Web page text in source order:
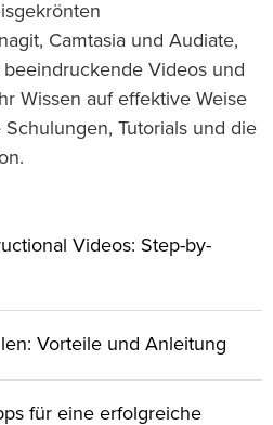
Camtasia und Audiate,
Videos und
Wissen auf effektive Weise
Tutorials und die
Videos: Step-by-
Vorteile und Anleitung
für eine erfolgreiche